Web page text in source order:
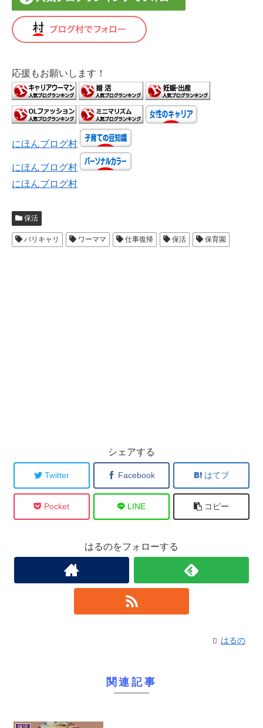
応援もお願いします！
にほんブログ村
にほんブログ村
にほんブログ村
保活
バリキャリ ワーママ 仕事復帰 保活 保育園
シェアする
Twitter Facebook はてブ
Pocket LINE コピー
はるのをフォローする
はるの
関連記事
保活